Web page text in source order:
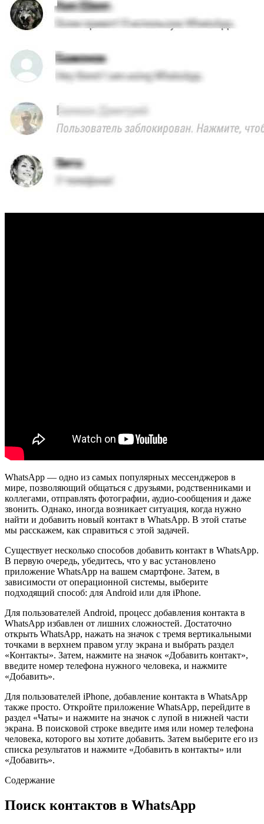
WhatsApp — одно из самых популярных мессенджеров в
мире, позволяющий общаться с друзьями, родственниками и
коллегами, отправлять фотографии, аудио-сообщения и даже
звонить. Однако, иногда возникает ситуация, когда нужно
найти и добавить новый контакт в WhatsApp. В этой статье
мы расскажем, как справиться с этой задачей.
Существует несколько способов добавить контакт в WhatsApp.
В первую очередь, убедитесь, что у вас установлено
приложение WhatsApp на вашем смартфоне. Затем, в
зависимости от операционной системы, выберите
подходящий способ: для Android или для iPhone.
Для пользователей Android, процесс добавления контакта в
WhatsApp избавлен от лишних сложностей. Достаточно
открыть WhatsApp, нажать на значок с тремя вертикальными
точками в верхнем правом углу экрана и выбрать раздел
«Контакты». Затем, нажмите на значок «Добавить контакт»,
введите номер телефона нужного человека, и нажмите
«Добавить».
Для пользователей iPhone, добавление контакта в WhatsApp
также просто. Откройте приложение WhatsApp, перейдите в
раздел «Чаты» и нажмите на значок с лупой в нижней части
экрана. В поисковой строке введите имя или номер телефона
человека, которого вы хотите добавить. Затем выберите его из
списка результатов и нажмите «Добавить в контакты» или
«Добавить».
Содержание
Поиск контактов в WhatsApp